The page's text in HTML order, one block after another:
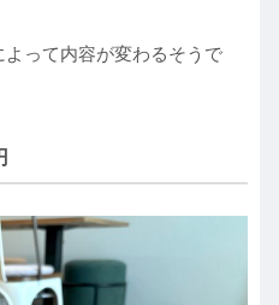
って内容が変わるそうで